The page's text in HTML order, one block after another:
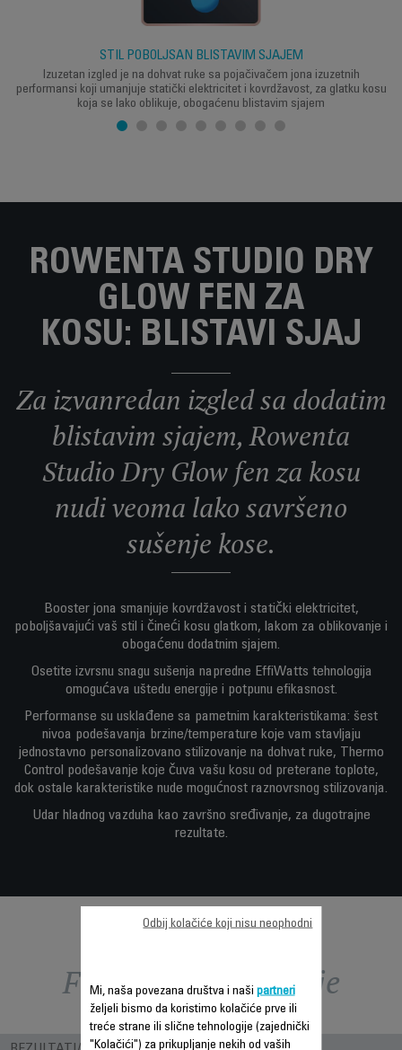
STIL POBOLJŠAN BLISTAVIM SJAJEM
Izuzetan izgled je na dohvat ruke sa pojačivačem jona izuzetnih
performansi koji umanjuje statički elektricitet i kovrdžavost, za glatku kosu
koja se lako oblikuje, obogaćenu blistavim sjajem
ROWENTA STUDIO DRY
GLOW FEN ZA
KOSU: BLISTAVI SJAJ
Za izvanredan izgled sa dodatim
blistavim sjajem, Rowenta
Studio Dry Glow fen za kosu
nudi veoma lako savršeno
sušenje kose.
Booster jona smanjuje kovrdžavost i statički elektricitet,
poboljšavajući vaš stil i čineći kosu glatkom, lakom za oblikovanje i
obogaćenu dodatnim sjajem.
Osetite izvrsnu snagu sušenja napredne EffiWatts tehnologija
omogućava uštedu energije i potpunu efikasnost.
Performanse su usklađene sa pametnim karakteristikama: šest
nivoa podešavanja brzine/temperature koje vam stavljaju
jednostavno personalizovano stilizovanje na dohvat ruke, Thermo
Control podešavanje koje čuva vašu kosu od preterane toplote,
dok ostale karakteristike nude mogućnost raznovrsnog stilizovanja.
Udar hladnog vazduha kao završno sređivanje, za dugotrajne
rezultate.
Funkcije – poređenje
Mi, naša povezana društva i naši partneri
željeli bismo da koristimo kolačiće prve ili
treće strane ili slične tehnologije (zajednički
"Kolačići") za prikupljanje nekih od vaših
Odbij kolačiće koji nisu neophodni